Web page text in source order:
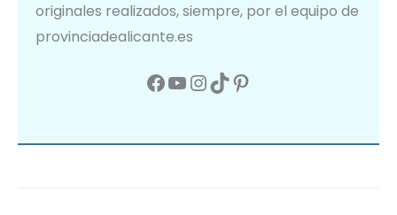
originales realizados, siempre, por el equipo de
provinciadealicante.es